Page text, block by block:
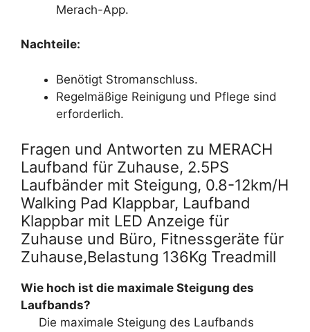
Merach-App.
Nachteile:
Benötigt Stromanschluss.
Regelmäßige Reinigung und Pflege sind
erforderlich.
Fragen und Antworten zu MERACH
Laufband für Zuhause, 2.5PS
Laufbänder mit Steigung, 0.8-12km/H
Walking Pad Klappbar, Laufband
Klappbar mit LED Anzeige für
Zuhause und Büro, Fitnessgeräte für
Zuhause,Belastung 136Kg Treadmill
Wie hoch ist die maximale Steigung des
Laufbands?
Die maximale Steigung des Laufbands